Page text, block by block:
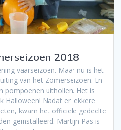
2018
vaarseizoen. Maar nu is het
van het Zomerseizoen. En
pompoenen uithollen. Het is
Halloween! Nadat er lekkere
kwam het officiële gedeelte
geïnstalleerd. Martijn Pas is